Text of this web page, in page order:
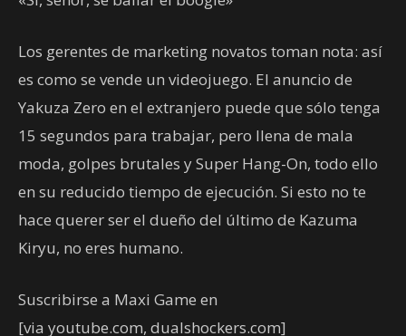
Los gerentes de marketing novatos toman nota: así
es como se vende un videojuego. El anuncio de
Yakuza Zero en el extranjero puede que sólo tenga
15 segundos para trabajar, pero llena de mala
moda, golpes brutales y Super Hang-On, todo ello
en su reducido tiempo de ejecución. Si esto no te
hace querer ser el dueño del último de Kazuma
Kiryu, no eres humano.
Suscribirse a Maxi Game en
[via youtube.com, dualshockers.com]